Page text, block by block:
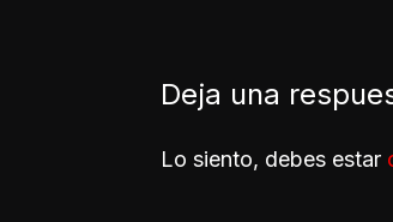
Deja una
Lo siento, debes estar